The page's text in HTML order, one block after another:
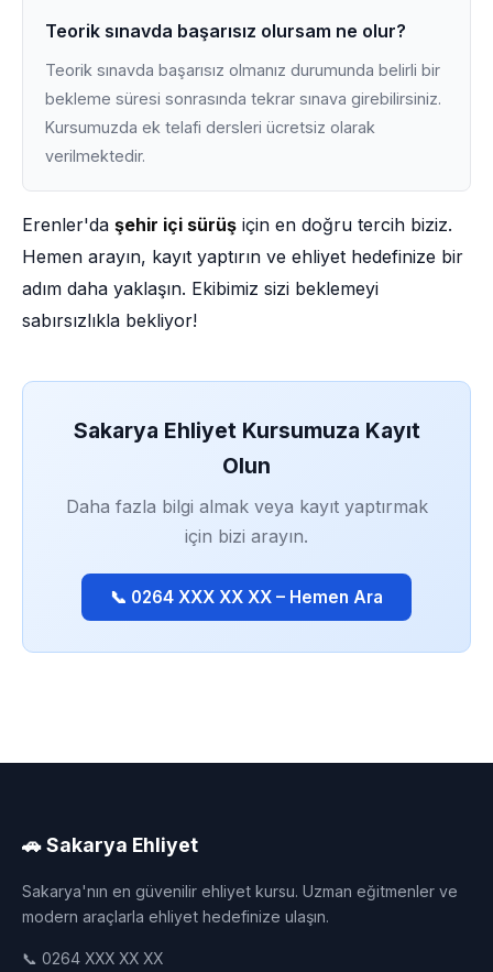
Teorik sınavda başarısız olursam ne olur?
Teorik sınavda başarısız olmanız durumunda belirli bir
bekleme süresi sonrasında tekrar sınava girebilirsiniz.
Kursumuzda ek telafi dersleri ücretsiz olarak
verilmektedir.
Erenler'da şehir içi sürüş için en doğru tercih biziz.
Hemen arayın, kayıt yaptırın ve ehliyet hedefinize bir
adım daha yaklaşın. Ekibimiz sizi beklemeyi
sabırsızlıkla bekliyor!
Sakarya Ehliyet Kursumuza Kayıt
Olun
Daha fazla bilgi almak veya kayıt yaptırmak
için bizi arayın.
📞 0264 XXX XX XX – Hemen Ara
🚗 Sakarya Ehliyet
Sakarya'nın en güvenilir ehliyet kursu. Uzman eğitmenler ve
modern araçlarla ehliyet hedefinize ulaşın.
📞 0264 XXX XX XX